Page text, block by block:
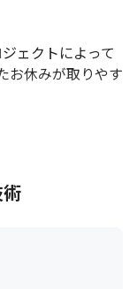
ェクトによって
お休みが取りやす
のほか公的資格
に奨励金を支給